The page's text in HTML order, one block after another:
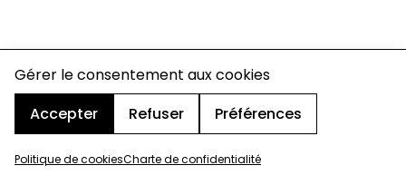
Gérer le consentement aux cookies
Accepter
Refuser Préférences
Politique de cookiesCharte de confidentialité